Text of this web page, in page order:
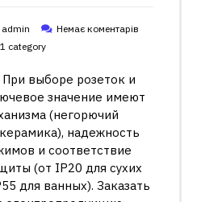
admin
Немає коментарів
1 category
выборе розеток и
значение имеют
(негорючий
надежность
и соответствие
(от IP20 для сухих
для ванных). Заказать